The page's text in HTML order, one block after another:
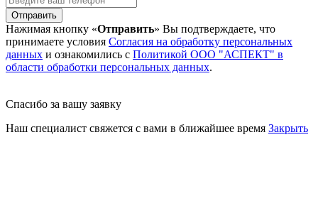
Отправить
Нажимая кнопку «Отправить» Вы подтверждаете, что
принимаете условия Согласия на обработку персональных
данных и ознакомились с Политикой ООО "АСПЕКТ" в
области обработки персональных данных.
Спасибо за вашу заявку
Наш специалист свяжется с вами в ближайшее время Закрыть